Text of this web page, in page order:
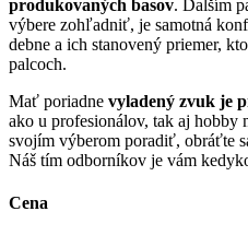
produkovaných basov. Ďalším
výbere zohľadniť, je samotná
debne a ich stanovený priemer,
palcoch.
Mať poriadne vyladený zvuk je
ako u profesionálov, tak aj hobby
svojím výberom poradiť, obráťte
Náš tím odborníkov je vám
Cena